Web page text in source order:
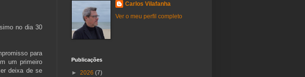
no dia 30
para
um primeiro
deixa de se
Carlos Vilafanha
Ver o meu perfil completo
Publicações
► 2026 (7)